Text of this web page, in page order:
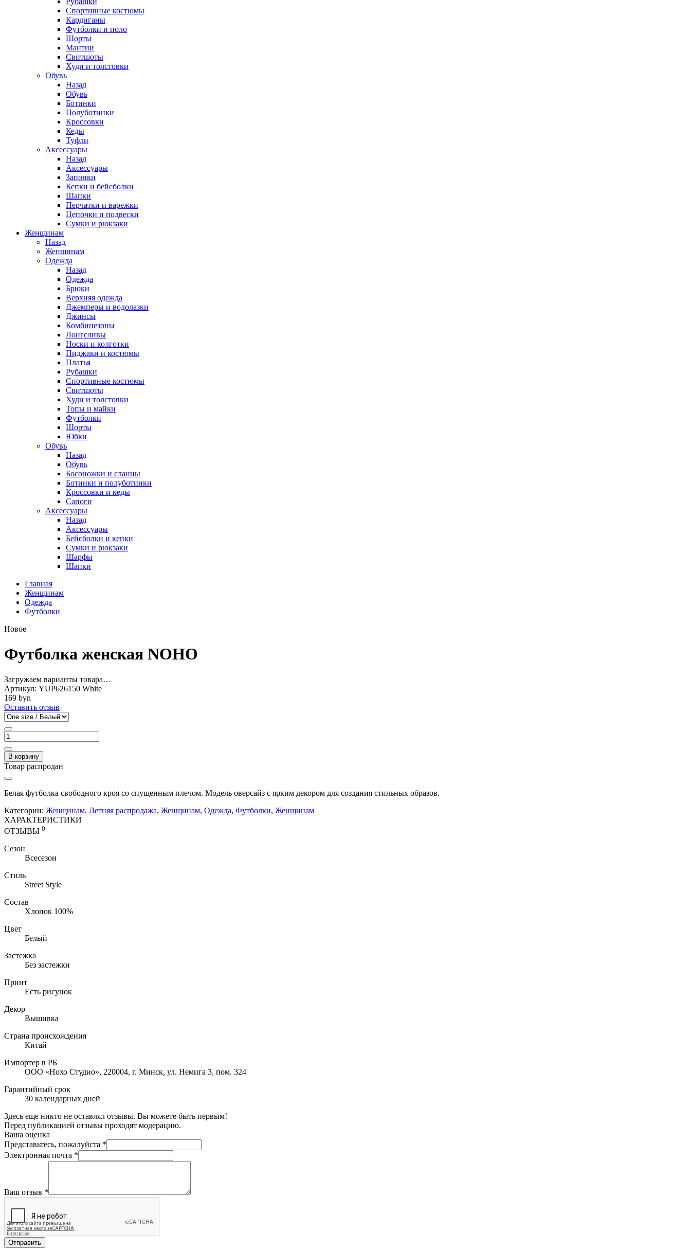
Спортивные костюмы
Кардиганы
Футболки и поло
Шорты
Мантии
Свитшоты
Худи и толстовки
Обувь
Назад
Обувь
Ботинки
Полуботинки
Кроссовки
Кеды
Туфли
Аксессуары
Назад
Аксессуары
Запонки
Кепки и бейсболки
Шапки
Перчатки и варежки
Цепочки и подвески
Сумки и рюкзаки
Женщинам
Назад
Женщинам
Одежда
Назад
Одежда
Брюки
Верхняя одежда
Джемперы и водолазки
Джинсы
Комбинезоны
Лонгсливы
Носки и колготки
Пиджаки и костюмы
Платья
Рубашки
Спортивные костюмы
Свитшоты
Худи и толстовки
Топы и майки
Футболки
Шорты
Юбки
Обувь
Назад
Обувь
Босоножки и сланцы
Ботинки и полуботинки
Кроссовки и кеды
Сапоги
Аксессуары
Назад
Аксессуары
Бейсболки и кепки
Сумки и рюкзаки
Шарфы
Шапки
Главная
Женщинам
Одежда
Футболки
Новое
Футболка женская NOHO
Загружаем варианты товара…
Артикул: YUP626150 White
169 byn
Оставить отзыв
В корзину
Товар распродан
Белая футболка свободного кроя со спущенным плечом. Модель оверсайз с ярким декором для создания стильных образов.
Категории: Женщинам, Летняя распродажа, Женщинам, Одежда, Футболки, Женщинам
ХАРАКТЕРИСТИКИ
ОТЗЫВЫ 0
Сезон
Всесезон
Стиль
Street Style
Состав
Хлопок 100%
Цвет
Белый
Застежка
Без застежки
Принт
Есть рисунок
Декор
Вышивка
Страна происхождения
Китай
Импортер в РБ
ООО «Нохо Студио», 220004, г. Минск, ул. Немига 3, пом. 324
Гарантийный срок
30 календарных дней
Здесь еще никто не оставлял отзывы. Вы можете быть первым!
Перед публикацией отзывы проходят модерацию.
Ваша оценка
Представьтесь, пожалуйста *
Электронная почта *
Ваш отзыв *
Отправить